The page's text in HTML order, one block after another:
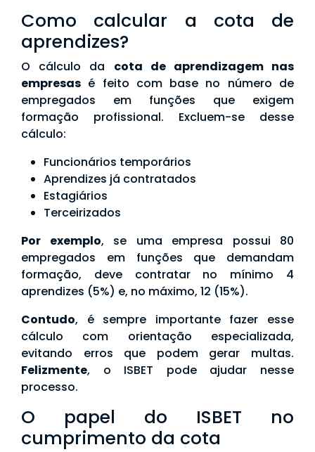
Como calcular a cota de
aprendizes?
O cálculo da cota de aprendizagem nas
empresas é feito com base no número de
empregados em funções que exigem
formação profissional. Excluem-se desse
cálculo:
Funcionários temporários
Aprendizes já contratados
Estagiários
Terceirizados
Por exemplo, se uma empresa possui 80
empregados em funções que demandam
formação, deve contratar no mínimo 4
aprendizes (5%) e, no máximo, 12 (15%).
Contudo, é sempre importante fazer esse
cálculo com orientação especializada,
evitando erros que podem gerar multas.
Felizmente, o ISBET pode ajudar nesse
processo.
O papel do ISBET no
cumprimento da cota